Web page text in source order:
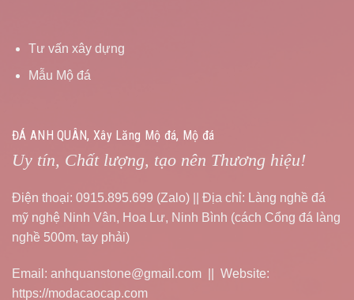
Tư vấn xây dựng
Mẫu Mộ đá
ĐÁ ANH QUÂN, Xây Lăng Mộ đá, Mộ đá
Uy tín, Chất lượng, tạo nên Thương hiệu!
Điện thoại: 0915.895.699 (Zalo) || Địa chỉ: Làng nghề đá
mỹ nghệ Ninh Vân, Hoa Lư, Ninh Bình (cách Cổng đá làng
nghề 500m, tay phải)
Email: anhquanstone@gmail.com || Website:
https://modacaocap.com